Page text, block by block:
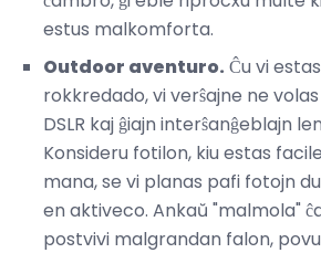
estus malkomforta.
Outdoor aventuro. Ĉu vi
rokkredado, vi verŝajne ne
DSLR kaj ĝiajn interŝanĝeblajn
Konsideru fotilon, kiu estas
mana, se vi planas pafi fotojn
en aktiveco. Ankaŭ "malmola"
postvivi malgrandan falon,